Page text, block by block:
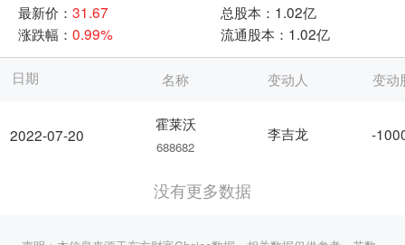
最新价： 31.67 总股本： 1.02亿
涨跌幅： 0.99% 流通股本： 1.02亿
日期
2022-07-20
名称 变动人 变动
霍莱沃
688682
李吉龙 -
没有更多数据